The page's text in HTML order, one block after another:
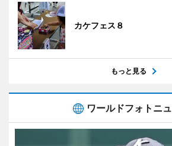
カケフェス８
もっと見る
ワールドフォトニ